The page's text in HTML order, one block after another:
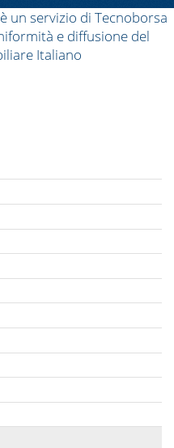
un servizio di Tecnoborsa
e diffusione del
Italiano